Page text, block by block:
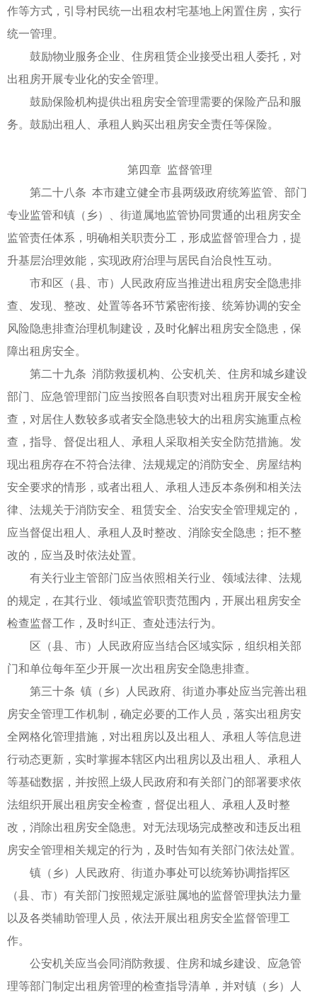
作等方式，引导村民统一出租农村宅基地上闲置住房，实行
统一管理。
鼓励物业服务企业、住房租赁企业接受出租人委托，对
出租房开展专业化的安全管理。
鼓励保险机构提供出租房安全管理需要的保险产品和服
务。鼓励出租人、承租人购买出租房安全责任等保险。
第四章 监督管理
第二十八条 本市建立健全市县两级政府统筹监管、部门
专业监管和镇（乡）、街道属地监管协同贯通的出租房安全
监管责任体系，明确相关职责分工，形成监督管理合力，提
升基层治理效能，实现政府治理与居民自治良性互动。
市和区（县、市）人民政府应当推进出租房安全隐患排
查、发现、整改、处置等各环节紧密衔接、统筹协调的安全
风险隐患排查治理机制建设，及时化解出租房安全隐患，保
障出租房安全。
第二十九条 消防救援机构、公安机关、住房和城乡建设
部门、应急管理部门应当按照各自职责对出租房开展安全检
查，对居住人数较多或者安全隐患较大的出租房实施重点检
查，指导、督促出租人、承租人采取相关安全防范措施。发
现出租房存在不符合法律、法规规定的消防安全、房屋结构
安全要求的情形，或者出租人、承租人违反本条例和相关法
律、法规关于消防安全、租赁安全、治安安全管理规定的，
应当督促出租人、承租人及时整改、消除安全隐患；拒不整
改的，应当及时依法处置。
有关行业主管部门应当依照相关行业、领域法律、法规
的规定，在其行业、领域监管职责范围内，开展出租房安全
检查监督工作，及时纠正、查处违法行为。
区（县、市）人民政府应当结合区域实际，组织相关部
门和单位每年至少开展一次出租房安全隐患排查。
第三十条 镇（乡）人民政府、街道办事处应当完善出租
房安全管理工作机制，确定必要的工作人员，落实出租房安
全网格化管理措施，对出租房以及出租人、承租人等信息进
行动态更新，实时掌握本辖区内出租房以及出租人、承租人
等基础数据，并按照上级人民政府和有关部门的部署要求依
法组织开展出租房安全检查，督促出租人、承租人及时整
改，消除出租房安全隐患。对无法现场完成整改和违反出租
房安全管理相关规定的行为，及时告知有关部门依法处置。
镇（乡）人民政府、街道办事处可以统筹协调指挥区
（县、市）有关部门按照规定派驻属地的监督管理执法力量
以及各类辅助管理人员，依法开展出租房安全监督管理工
作。
公安机关应当会同消防救援、住房和城乡建设、应急管
理等部门制定出租房管理的检查指导清单，并对镇（乡）人